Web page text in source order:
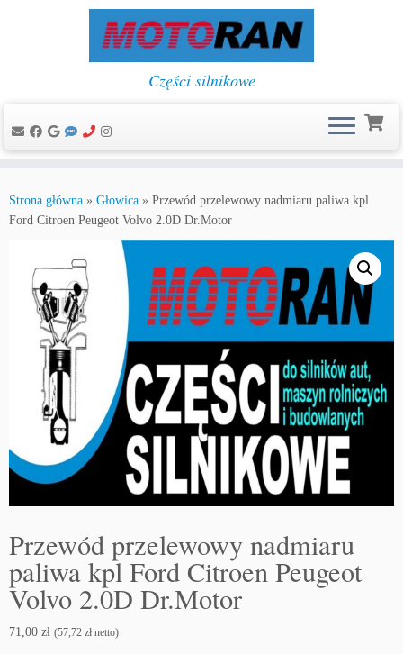
do
treści
Części silnikowe
Strona główna » Głowica » Przewód przelewowy nadmiaru paliwa kpl
Ford Citroen Peugeot Volvo 2.0D Dr.Motor
Przewód przelewowy nadmiaru
paliwa kpl Ford Citroen Peugeot
Volvo 2.0D Dr.Motor
71,00 zł (57,72 zł netto)